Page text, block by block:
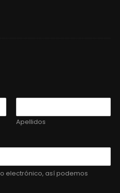
Apellidos
electrónico, así podemos